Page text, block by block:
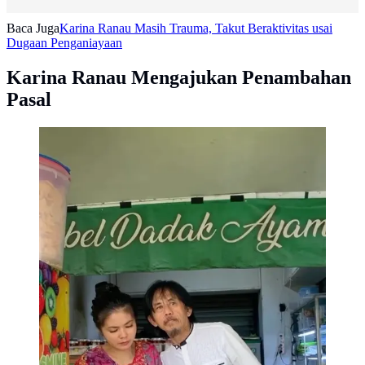
Baca JugaKarina Ranau Masih Trauma, Takut Beraktivitas usai
Dugaan Penganiayaan
Karina Ranau Mengajukan Penambahan
Pasal
karinaranau9)